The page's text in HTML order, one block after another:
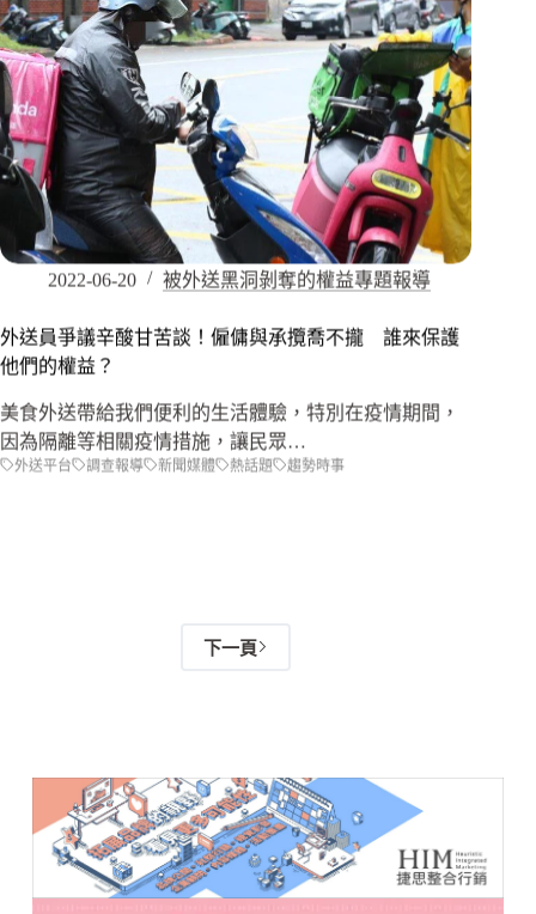
2022-06-20 被外送黑洞剝奪的權益專題報導
外送員爭議辛酸甘苦談！僱傭與承攬喬不攏 誰來保護
他們的權益？
美食外送帶給我們便利的生活體驗，特別在疫情期間，
因為隔離等相關疫情措施，讓民眾…
外送平台 調查報導 新聞媒體 熱話題 趨勢時事
下一頁